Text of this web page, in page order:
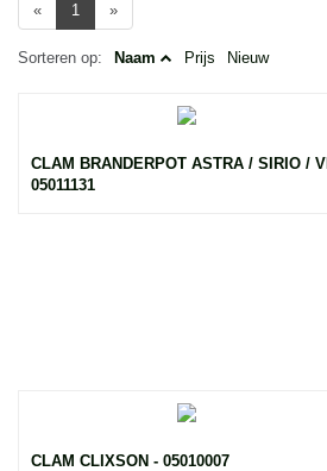
« 1 »
Sorteren op: Naam Prijs Nieuw
CLAM BRANDERPOT ASTRA / SIRIO /
05011131
CLAM CLIXSON - 05010007